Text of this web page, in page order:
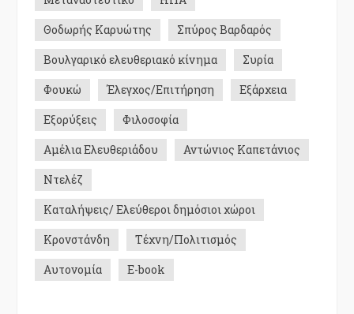
Θοδωρής Καρυώτης
Σπύρος Βαρδαρός
Βουλγαρικό ελευθεριακό κίνημα
Συρία
Φουκώ
Έλεγχος/Επιτήρηση
Εξάρχεια
Εξορύξεις
Φιλοσοφία
Αμέλια Ελευθεριάδου
Αντώνιος Καπετάνιος
Ντελέζ
Καταλήψεις/ Ελεύθεροι δημόσιοι χώροι
Κρονστάνδη
Τέχνη/Πολιτισμός
Αυτονομία
E-book